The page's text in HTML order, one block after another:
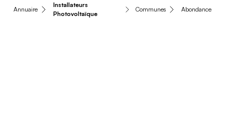
Annuaire
Installateurs
Photovoltaïque
Communes Abondance